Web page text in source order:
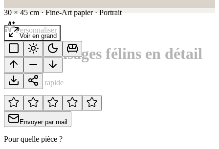
30 × 45 cm · Fine-Art papier· Portrait
Voir en grand
Personnaliser
Quatre visages félins en détail
Notation rapide
Envoyer par mail
Pour quelle pièce ?